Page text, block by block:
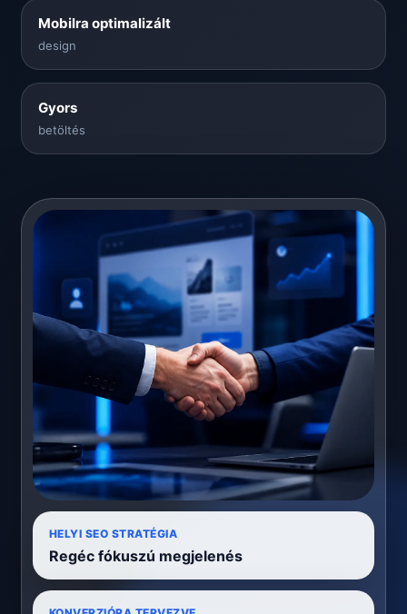
Mobilra optimalizált
design
Gyors
betöltés
HELYI SEO STRATÉGIA
Regéc fókuszú megjelenés